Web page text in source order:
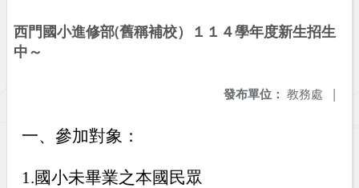
西門國小進修部(舊稱補校）１１４學年度新生招生
中～
發布單位： 教務處 |
一、參加對象：
1.國小未畢業之本國民眾